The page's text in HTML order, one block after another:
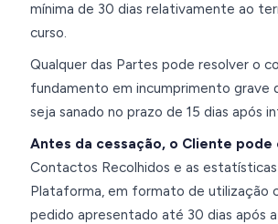
mínima de 30 dias relativamente ao
curso.
Qualquer das Partes pode resolver o
fundamento em incumprimento grave
seja sanado no prazo de 15 dias após
Antes da cessação, o Cliente pode
Contactos Recolhidos e as
Plataforma, em formato de utilização
pedido apresentado até 30 dias após